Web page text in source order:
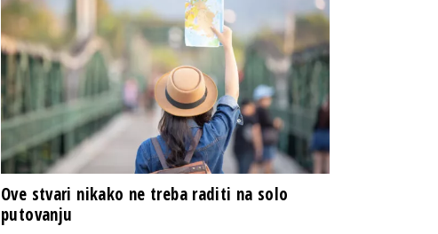
Ove stvari nikako ne treba raditi na solo
putovanju